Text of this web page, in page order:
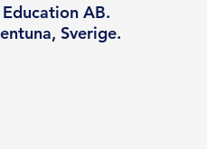
AB.
Sverige.